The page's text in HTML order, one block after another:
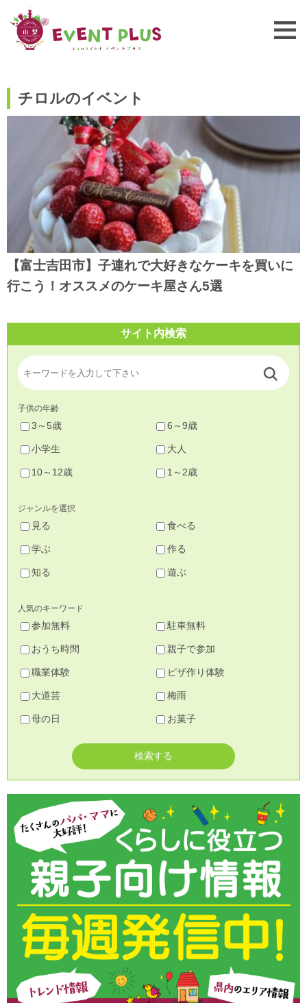
チロルのイベント
【富士吉田市】子連れで大好きなケーキを買いに
行こう！オススメのケーキ屋さん5選
サイト内検索
子供の年齢
3～5歳 6～9歳
小学生 大人
10～12歳 1～2歳
ジャンルを選択
見る 食べる
学ぶ 作る
知る 遊ぶ
人気のキーワード
参加無料 駐車無料
おうち時間 親子で参加
職業体験 ピザ作り体験
大道芸 梅雨
母の日 お菓子